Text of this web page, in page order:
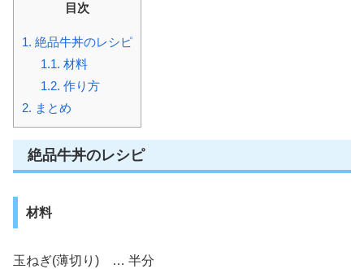
目次
1. 絶品牛丼のレシピ
1.1. 材料
1.2. 作り方
2. まとめ
絶品牛丼のレシピ
材料
玉ねぎ(薄切り) … 半分